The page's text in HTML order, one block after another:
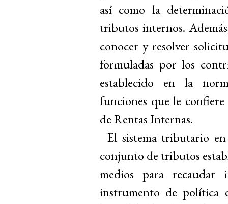
así como la
tributos internos.
conocer y resolver
formuladas por los
establecido en la
funciones que le
de Rentas Internas.
El sistema tributario
conjunto de tributos
medios para recaudar
instrumento de política